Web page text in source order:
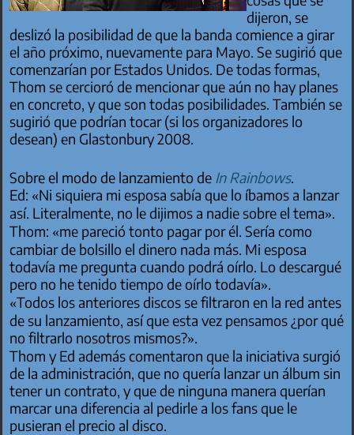
dijeron, se
deslizó la posibilidad de que la banda comience a girar
el año próximo, nuevamente para Mayo. Se sugirió que
comenzarían por Estados Unidos. De todas formas,
Thom se cercioró de mencionar que aún no hay planes
en concreto, y que son todas posibilidades. También se
sugirió que podrían tocar (si los organizadores lo
desean) en Glastonbury 2008.
Sobre el modo de lanzamiento de In Rainbows.
Ed: «Ni siquiera mi esposa sabía que lo íbamos a lanzar
así. Literalmente, no le dijimos a nadie sobre el tema».
Thom: «me pareció tonto pagar por él. Sería como
cambiar de bolsillo el dinero nada más. Mi esposa
todavía me pregunta cuando podrá oírlo. Lo descargué
pero no he tenido tiempo de oírlo todavía».
«Todos los anteriores discos se filtraron en la red antes
de su lanzamiento, así que esta vez pensamos ¿por qué
no filtrarlo nosotros mismos?».
Thom y Ed además comentaron que la iniciativa surgió
de la administración, que no quería lanzar un álbum sin
tener un contrato, y que de ninguna manera querían
marcar una diferencia al pedirle a los fans que le
pusieran el precio al disco.